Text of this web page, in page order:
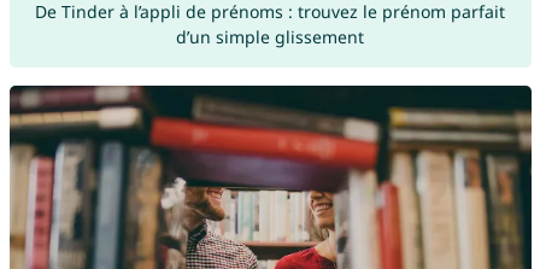
De Tinder à l’appli de prénoms : trouvez le prénom parfait
d’un simple glissement